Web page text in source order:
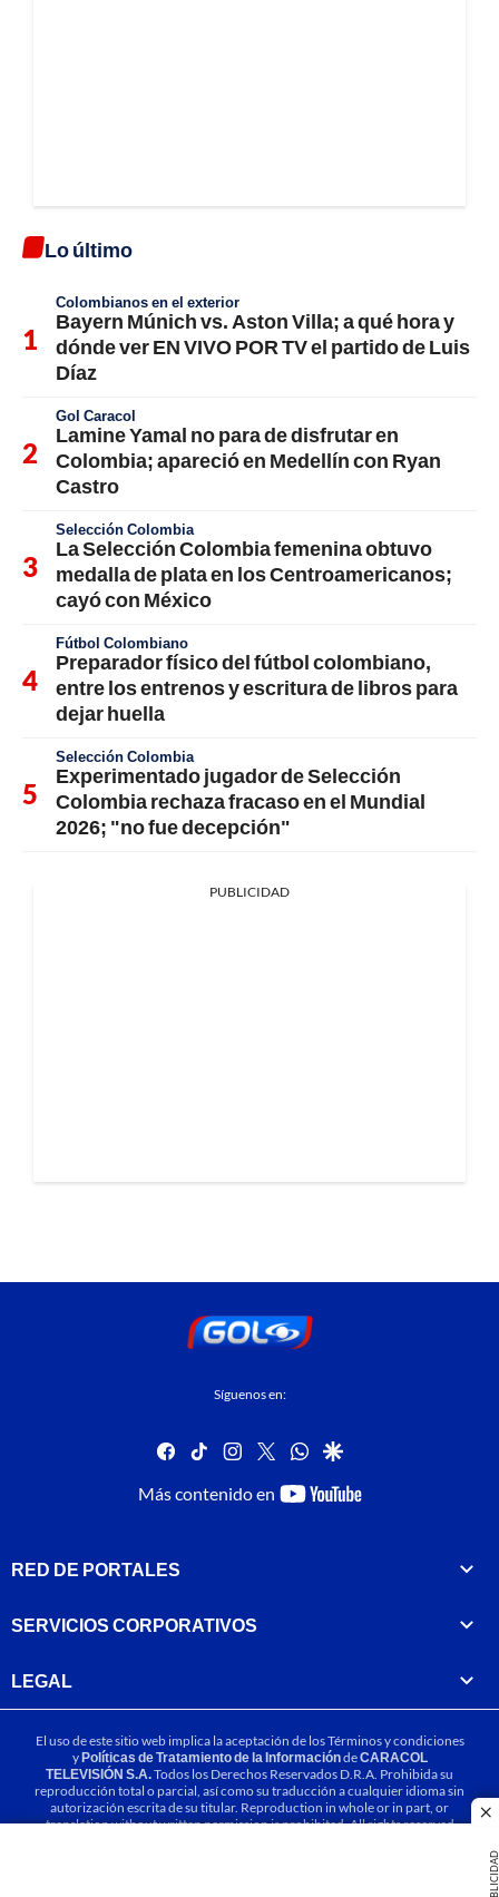
PUBLICIDAD
Lo último
Colombianos en el exterior
Bayern Múnich vs. Aston Villa; a qué hora y
dónde ver EN VIVO POR TV el partido de Luis
Díaz
Gol Caracol
Lamine Yamal no para de disfrutar en
Colombia; apareció en Medellín con Ryan
Castro
Selección Colombia
La Selección Colombia femenina obtuvo
medalla de plata en los Centroamericanos;
cayó con México
Fútbol Colombiano
Preparador físico del fútbol colombiano,
entre los entrenos y escritura de libros para
dejar huella
Selección Colombia
Experimentado jugador de Selección
Colombia rechaza fracaso en el Mundial
2026; "no fue decepción"
PUBLICIDAD
Síguenos en:
facebook
tiktok instagram
twitterwhatsapp
google
Más contenido en
youtube-
RED DE PORTALES
SERVICIOS CORPORATIVOS
LEGAL
El uso de este sitio web implica la aceptación de losTérminos y condiciones
yPolíticas de Tratamiento de la InformacióndeCARACOL
TELEVISIÓN S.A.Todos los Derechos Reservados D.R.A. Prohibida su
reproducción total o parcial, así como su traducción a cualquier idioma sin
autorización escrita de su titular. Reproduction in whole or in part, or
translation without written permission is prohibited. All rights reserved